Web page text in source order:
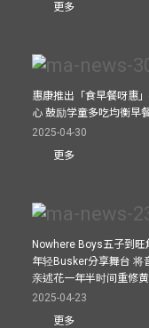
更多
惠康推出「食早餐呀惠
心 鼓励学童多吃均衡早
2025-04-30
更多
Nowhere Boys五子到
年轻Busker分享舞台 将
亲述花一年半时间重修
2025-04-23
更多